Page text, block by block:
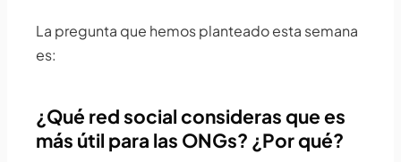
La pregunta que hemos planteado esta semana
es:
¿Qué red social consideras que es
más útil para las ONGs? ¿Por qué?